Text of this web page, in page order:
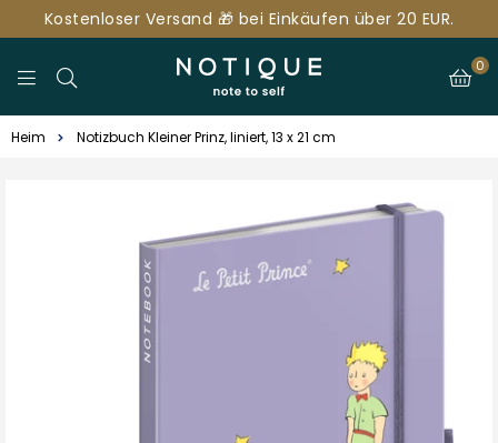
Kostenloser Versand 🎁 bei Einkäufen über 20 EUR.
NOTIQUE.DE
0
Heim Notizbuch Kleiner Prinz, liniert, 13 x 21 cm